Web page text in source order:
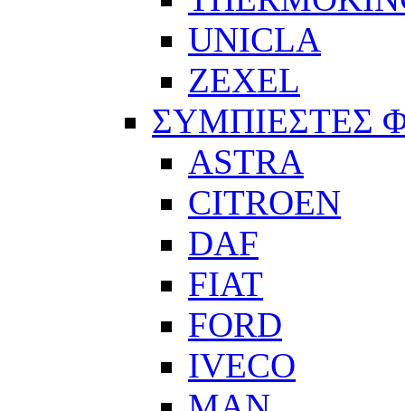
UNICLA
ZEXEL
ΣΥΜΠΙΕΣΤΕΣ
ASTRA
CITROEN
DAF
FIAT
FORD
IVECO